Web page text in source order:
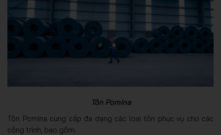
Tôn Pomina
Tôn Pomina cung cấp đa dạng các loại tôn phục vụ cho các
công trình, bao gồm: